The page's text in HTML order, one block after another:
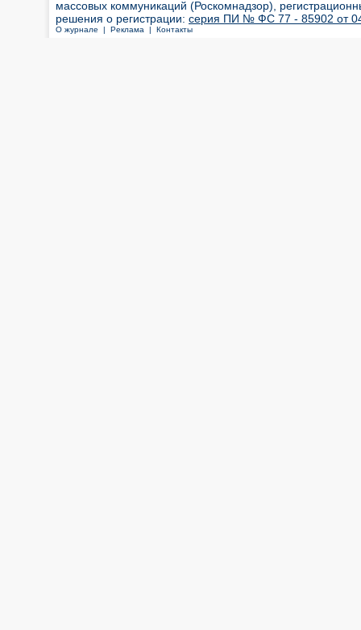
массовых коммуникаций (Роскомнадзор),
решения о регистрации: серия ПИ № ФС 77 - 85902 от 04
О журнале | Реклама | Контакты